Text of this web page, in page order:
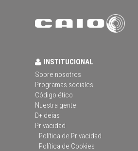
INSTITUCIONAL
Sobre nosotros
Programas sociales
Código ético
Nuestra gente
D+Ideias
Privacidad
Política de Privacidad
Política de Cookies